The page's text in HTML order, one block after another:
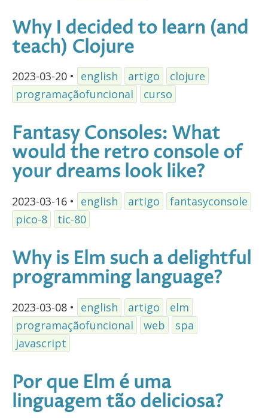
Why I decided to learn (and
teach) Clojure
2023-03-20 • english artigo
clojure
programaçãofuncional
curso
Fantasy Consoles: What
would the retro console of
your dreams look like?
2023-03-16 • english artigo
fantasyconsole
pico-8
tic-80
Why is Elm such a delightful
programming language?
2023-03-08 • english artigo
elm
programaçãofuncional
web
spa
javascript
Por que Elm é uma
linguagem tão deliciosa?